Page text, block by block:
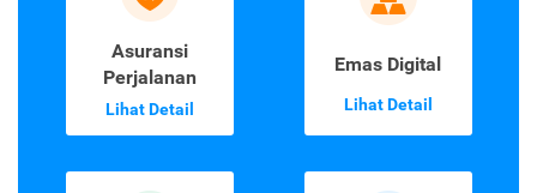
Asuransi
Perjalanan
Lihat Detail
Emas Digital
Lihat Detail